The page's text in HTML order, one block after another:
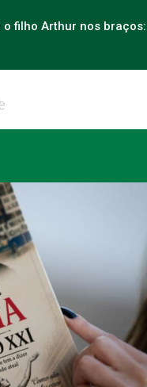
filho Arthur nos braços: